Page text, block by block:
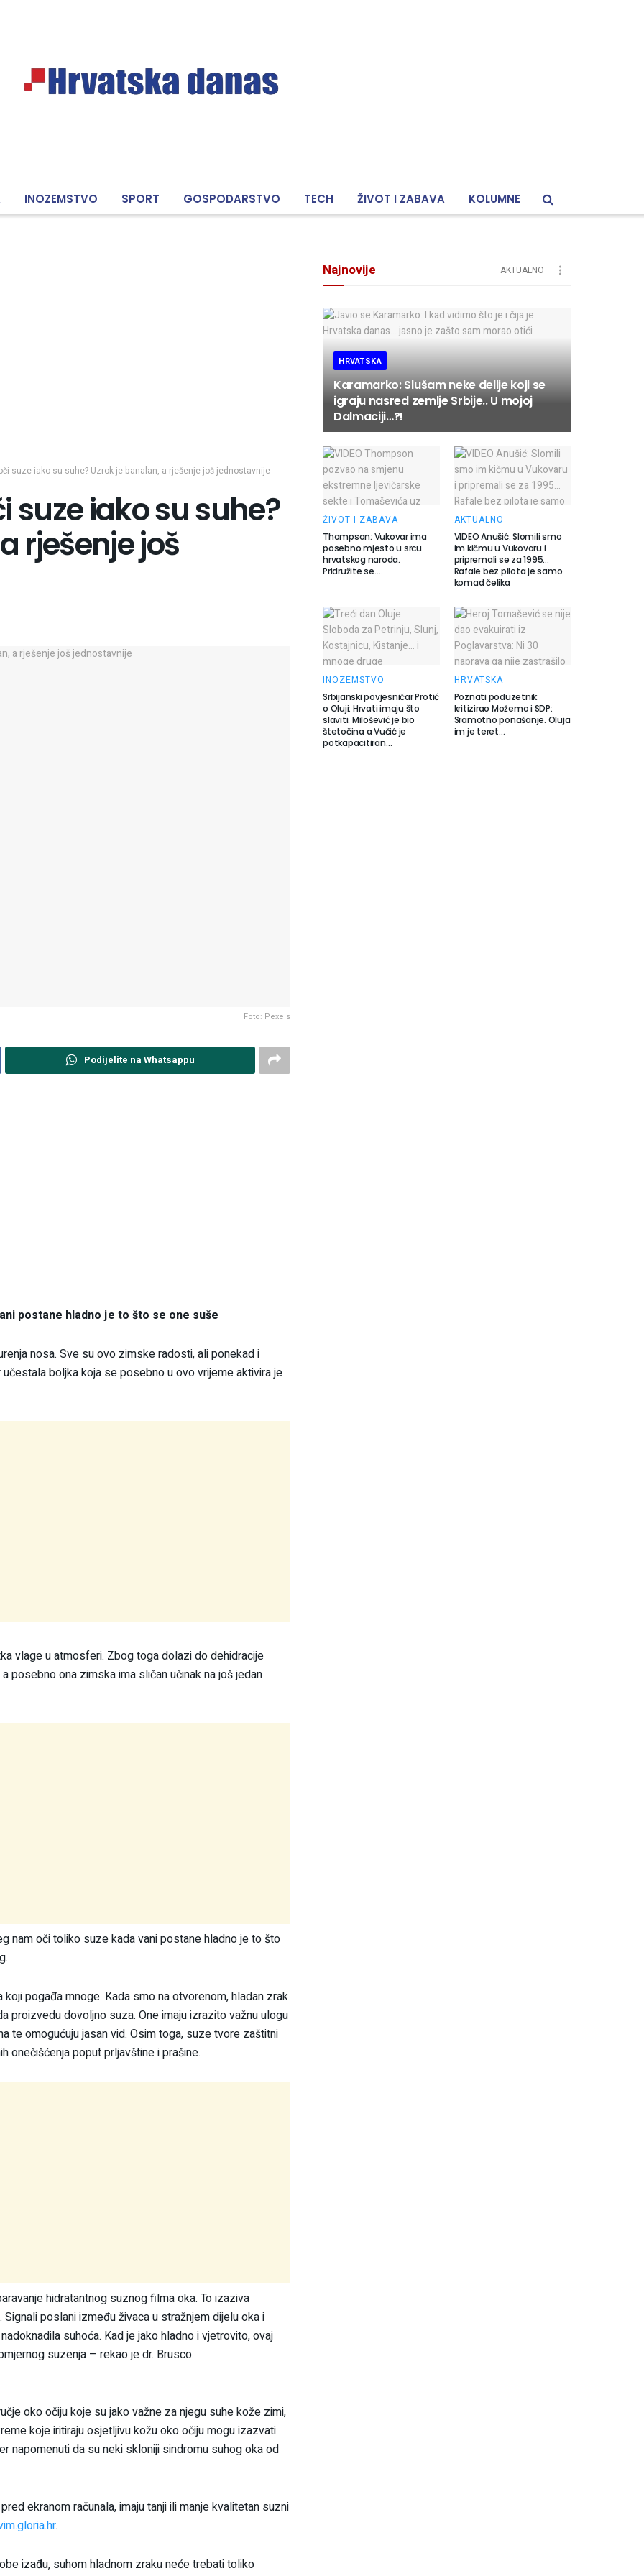
INOZEMSTVO SPORT GOSPODARSTVO TECH ŽIVOT I ZABAVA KOLUMNE
suze iako su suhe? Uzrok je banalan, a rješenje još jednostavnije
suze iako su suhe?
rješenje još
Foto: Pexels
Podijelite na Whatsappu
postane hladno je to što se one suše
nosa. Sve su ovo zimske radosti, ali ponekad i
boljka koja se posebno u ovo vrijeme aktivira je
vlage u atmosferi. Zbog toga dolazi do dehidracije
posebno ona zimska ima sličan učinak na još jedan
nam oči toliko suze kada vani postane hladno je to što
pogađa mnoge. Kada smo na otvorenom, hladan zrak
proizvedu dovoljno suza. One imaju izrazito važnu ulogu
te omogućuju jasan vid. Osim toga, suze tvore zaštitni
onečišćenja poput prljavštine i prašine.
hidratantnog suznog filma oka. To izaziva
poslani između živaca u stražnjem dijelu oka i
suhoća. Kad je jako hladno i vjetrovito, ovaj
suzenja – rekao je dr. Brusco.
oko očiju koje su jako važne za njegu suhe kože zimi,
koje iritiraju osjetljivu kožu oko očiju mogu izazvati
napomenuti da su neki skloniji sindromu suhog oka od
ekranom računala, imaju tanji ili manje kvalitetan suzni
.
izađu, suhom hladnom zraku neće trebati toliko
Najnovije AKTUALNO
HRVATSKA
Karamarko: Slušam neke delije koji se
igraju nasred zemlje Srbije.. U mojoj
Dalmaciji…?!
ŽIVOT I ZABAVA
Thompson: Vukovar ima
posebno mjesto u srcu
hrvatskog naroda.
Pridružite se….
AKTUALNO
VIDEO Anušić: Slomili smo
im kičmu u Vukovaru i
pripremali se za 1995…
Rafale bez pilota je samo
komad čelika
INOZEMSTVO
Srbijanski povjesničar Protić
o Oluji: Hrvati imaju što
slaviti. Milošević je bio
štetočina a Vučić je
potkapacitiran…
HRVATSKA
Poznati poduzetnik
kritizirao Možemo i SDP:
Sramotno ponašanje. Oluja
im je teret…